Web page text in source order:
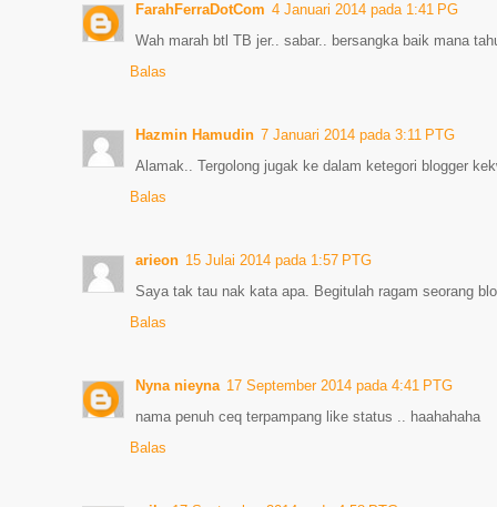
FarahFerraDotCom 4 Januari 2014 pada 1:41 PG
Wah marah btl TB jer.. sabar.. bersangka baik mana
Balas
Hazmin Hamudin 7 Januari 2014 pada 3:11 PTG
Alamak.. Tergolong jugak ke dalam ketegori blogger
Balas
arieon 15 Julai 2014 pada 1:57 PTG
Saya tak tau nak kata apa. Begitulah ragam seorang
Balas
Nyna nieyna 17 September 2014 pada 4:41 PTG
nama penuh ceq terpampang like status .. haahahaha
Balas